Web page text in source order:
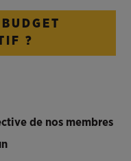
?
de nos membres